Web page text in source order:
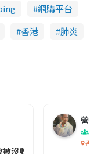
網購平台
香港
肺炎
沒收😱出發前切記檢查
營養
香港